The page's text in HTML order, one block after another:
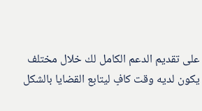
تقديم الدعم الكامل لك خلال مختلف
لديه وقت كافٍ ليتابع القضايا بالشكل